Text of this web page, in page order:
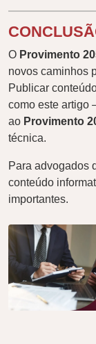
O Provimento
novos caminhos
Publicar
como este artigo
ao Provimento
técnica.
Para advogados
conteúdo
importantes.